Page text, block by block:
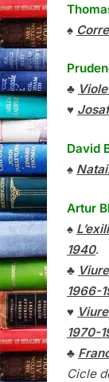
♠
♣
♥
David
♠
Artur
♠
1940.
♣
1966-
♥
1970-
♣
Cicle